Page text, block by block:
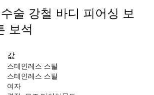
술 강철 바디 피어싱 보
보석
값
스테인레스 스틸
스테인레스 스틸
여자